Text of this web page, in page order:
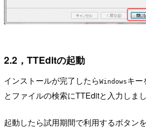
2.2，TTEditの起動
インストールが完了したらWindowsキー
とファイルの検索にTTEditと入力しまし
起動したら試用期間で利用するボタン